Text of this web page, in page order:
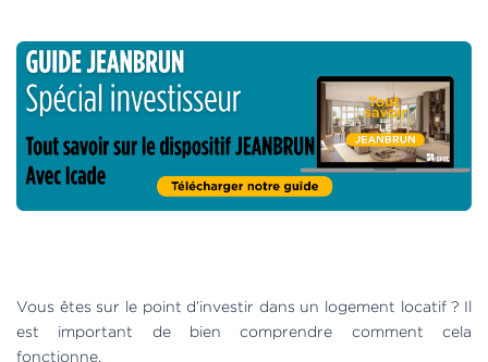
Vous êtes sur le point d’investir dans un logement locatif ? Il
est important de bien comprendre comment cela
fonctionne.